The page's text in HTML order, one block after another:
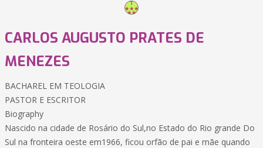
CARLOS AUGUSTO PRATES DE
MENEZES
BACHAREL EM TEOLOGIA
PASTOR E ESCRITOR
Biography
Nascido na cidade de Rosário do Sul,no Estado do Rio grande Do
Sul na fronteira oeste em1966, ficou orfão de pai e mãe quando